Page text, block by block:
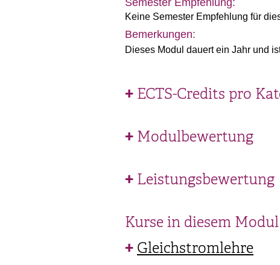
Semester Empfehlung:
Keine Semester Empfehlung für
Bemerkungen:
Dieses Modul dauert ein Jahr und
ECTS-Credits pro
Modulbewertung
Leistungsbewertung
Kurse in diesem Modul
Gleichstromlehre